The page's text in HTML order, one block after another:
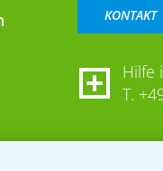
KONTAKT
Hilfe
T.